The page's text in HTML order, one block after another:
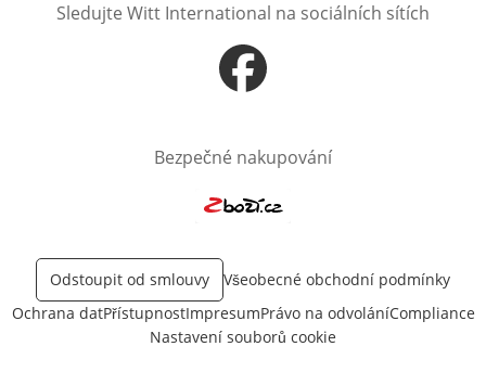
Sledujte Witt International na sociálních sítích
Otevře v novém okně
Bezpečné nakupování
Odstoupit od smlouvy
Všeobecné obchodní podmínky
Ochrana datPřístupnostImpresumPrávo na odvoláníCompliance
Nastavení souborů cookie